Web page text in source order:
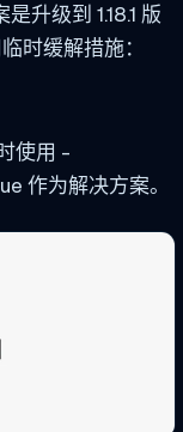
升级到 1.18.1 版
时缓解措施：
使用 -
作为解决方案。